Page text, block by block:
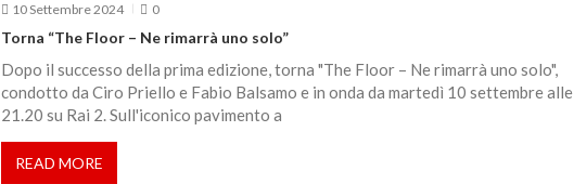
10 Settembre 2024 0
Torna “The Floor – Ne rimarrà uno solo”
Dopo il successo della prima edizione, torna "The Floor – Ne rimarrà uno solo",
condotto da Ciro Priello e Fabio Balsamo e in onda da martedì 10 settembre alle
21.20 su Rai 2. Sull'iconico pavimento a
READ MORE